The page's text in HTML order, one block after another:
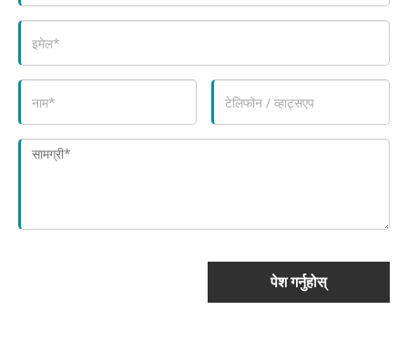
पेश गर्नुहोस्